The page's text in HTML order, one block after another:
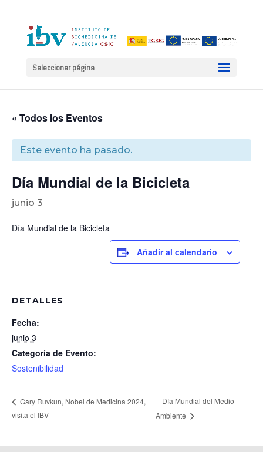
Seleccionar página
« Todos los Eventos
Este evento ha pasado.
Día Mundial de la Bicicleta
junio 3
Día Mundial de la Bicicleta
Añadir al calendario
DETALLES
Fecha:
junio 3
Categoría de Evento:
Sostenibilidad
Gary Ruvkun, Nobel de Medicina 2024,
visita el IBV
Día Mundial del Medio
Ambiente